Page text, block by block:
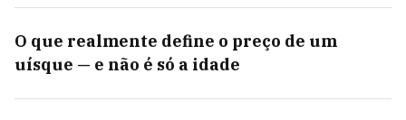
O que realmente define o preço de um
uísque — e não é só a idade